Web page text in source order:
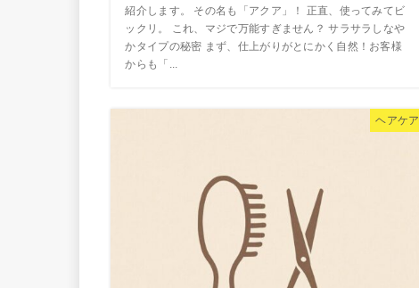
紹介します。 その名も「アクア」！ 正直、使ってみてビ
ックリ。 これ、マジで万能すぎません？ サラサラしなや
かタイプの秘密 まず、仕上がりがとにかく自然！お客様
からも「...
ヘアケア